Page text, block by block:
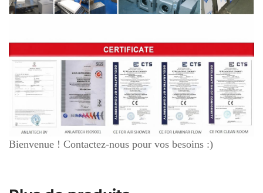
Bienvenue ! Contactez-nous pour vos besoins :)